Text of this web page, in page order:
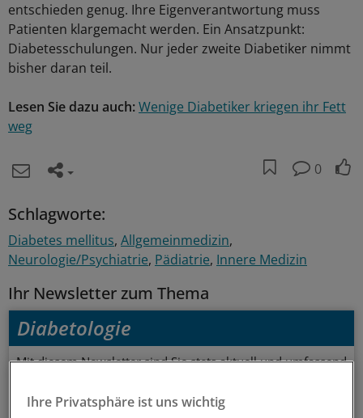
entschieden genug. Ihre Eigenverantwortung muss
Patienten klargemacht werden. Ein Ansatzpunkt:
Diabetesschulungen. Nur jeder zweite Diabetiker nimmt
bisher daran teil.
Lesen Sie dazu auch:Wenige Diabetiker kriegen ihr Fett
weg
0
Schlagworte:
Diabetes mellitus Allgemeinmedizin
Neurologie/Psychiatrie Pädiatrie Innere Medizin
Ihr Newsletter zum Thema
Diabetologie
Mit diesem Newsletter sind Sie stets aktuell und umfassend
Themen.
Ihre Privatsphäre ist uns wichtig